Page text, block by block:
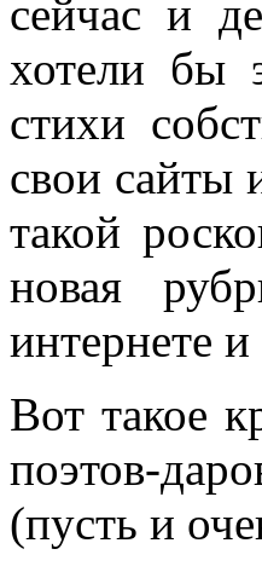
сейчас и
хотели бы
стихи
свои сайты
такой
новая
интернете
Вот такое
поэтов-
(пусть и